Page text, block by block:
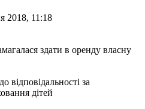
2018, 11:18
відповідальності за
дітей